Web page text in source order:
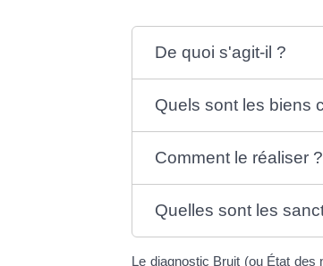
De quoi s'agit-il ?
Quels sont les biens
Comment le réaliser ?
Quelles sont les
Le diagnostic Bruit (ou État des